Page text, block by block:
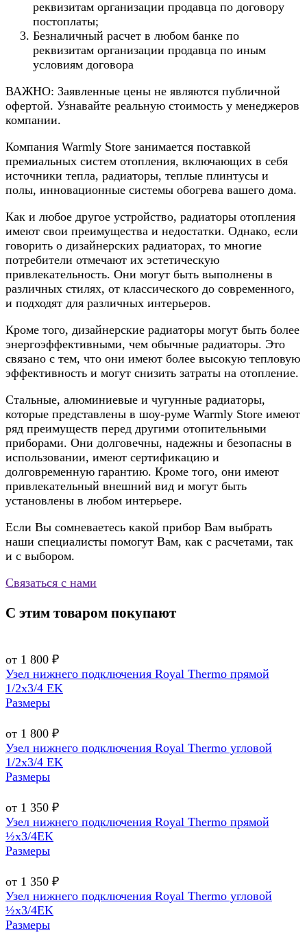
реквизитам организации продавца по договору
постоплаты;
Безналичный расчет в любом банке по
реквизитам организации продавца по иным
условиям договора
ВАЖНО: Заявленные цены не являются публичной
офертой. Узнавайте реальную стоимость у менеджеров
компании.
Компания Warmly Store занимается поставкой
премиальных систем отопления, включающих в себя
источники тепла, радиаторы, теплые плинтусы и
полы, инновационные системы обогрева вашего дома.
Как и любое другое устройство, радиаторы отопления
имеют свои преимущества и недостатки. Однако, если
говорить о дизайнерских радиаторах, то многие
потребители отмечают их эстетическую
привлекательность. Они могут быть выполнены в
различных стилях, от классического до современного,
и подходят для различных интерьеров.
Кроме того, дизайнерские радиаторы могут быть более
энергоэффективными, чем обычные радиаторы. Это
связано с тем, что они имеют более высокую тепловую
эффективность и могут снизить затраты на отопление.
Стальные, алюминиевые и чугунные радиаторы,
которые представлены в шоу-руме Warmly Store имеют
ряд преимуществ перед другими отопительными
приборами. Они долговечны, надежны и безопасны в
использовании, имеют сертификацию и
долговременную гарантию. Кроме того, они имеют
привлекательный внешний вид и могут быть
установлены в любом интерьере.
Если Вы сомневаетесь какой прибор Вам выбрать
наши специалисты помогут Вам, как с расчетами, так
и с выбором.
Связаться с нами
С этим товаром покупают
от 1 800 ₽
Узел нижнего подключения Royal Thermo прямой
1/2х3/4 EK
Размеры
от 1 800 ₽
Узел нижнего подключения Royal Thermo угловой
1/2х3/4 EK
Размеры
от 1 350 ₽
Узел нижнего подключения Royal Thermo прямой
½х3/4EK
Размеры
от 1 350 ₽
Узел нижнего подключения Royal Thermo угловой
½х3/4EK
Размеры